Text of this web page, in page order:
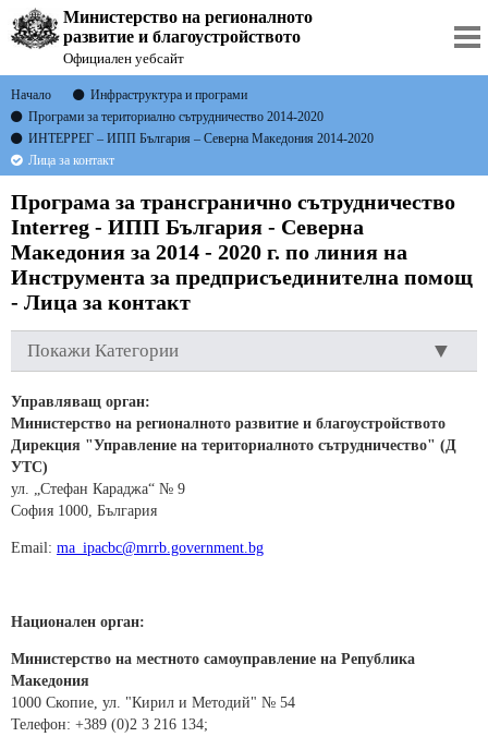
Министерство на регионалното
развитие и благоустройството
Официален уебсайт
Начало
Инфраструктура и програми
Програми за териториално сътрудничество 2014-2020
ИНТЕРРЕГ – ИПП България – Северна Македония 2014-2020
Лица за контакт
Програма за трансгранично сътрудничество
Interreg - ИПП България - Северна
Македония за 2014 - 2020 г. по линия на
Инструмента за предприсъединителна помощ
- Лица за контакт
Покажи Категории
Управляващ орган:
Министерство на регионалното развитие и благоустройството
Дирекция "Управление на териториалното сътрудничество" (Д
УТС)
ул. „Стефан Караджа“ № 9
София 1000, България
Email: ma_ipacbc@mrrb.government.bg
Национален орган:
Министерство на местното самоуправление на Република
Македония
1000 Скопие, ул. "Кирил и Методий" № 54
Телефон: +389 (0)2 3 216 134;